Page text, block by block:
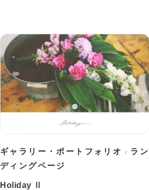
ギャラリー・ポートフォリオ / ラン
ディングページ
Holiday Ⅱ